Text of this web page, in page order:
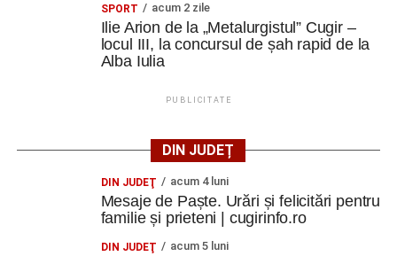
SPORT acum 2 zile
Ilie Arion de la „Metalurgistul” Cugir –
locul III, la concursul de șah rapid de la
Alba Iulia
PUBLICITATE
DIN JUDEȚ
DIN JUDEŢ acum 4 luni
Mesaje de Paște. Urări și felicitări pentru
familie și prieteni | cugirinfo.ro
DIN JUDEŢ acum 5 luni